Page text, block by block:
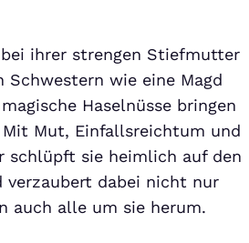
ihrer strengen Stiefmutter
Schwestern wie eine Magd
Haselnüsse bringen
Mut, Einfallsreichtum und
schlüpft sie heimlich auf den
verzaubert dabei nicht nur
auch alle um sie herum.